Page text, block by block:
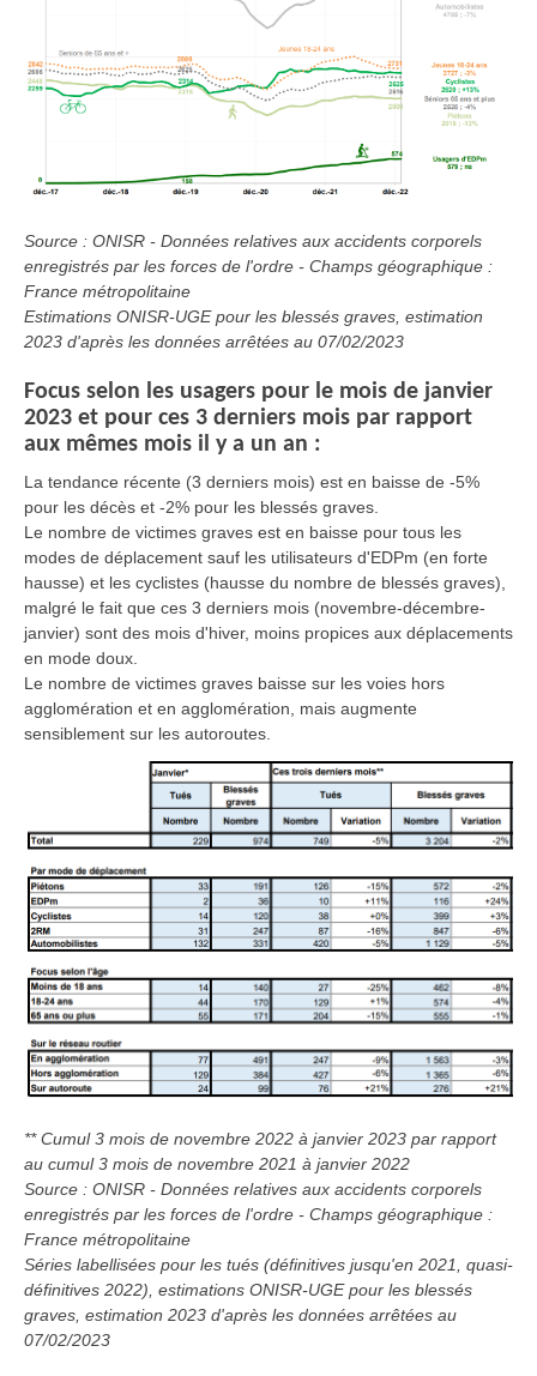
Source : ONISR - Données relatives aux accidents corporels
enregistrés par les forces de l'ordre - Champs géographique :
France métropolitaine
Estimations ONISR-UGE pour les blessés graves, estimation
2023 d'après les données arrêtées au 07/02/2023
Focus selon les usagers pour le mois de janvier
2023 et pour ces 3 derniers mois par rapport
aux mêmes mois il y a un an :
La tendance récente (3 derniers mois) est en baisse de -5%
pour les décès et -2% pour les blessés graves.
Le nombre de victimes graves est en baisse pour tous les
modes de déplacement sauf les utilisateurs d'EDPm (en forte
hausse) et les cyclistes (hausse du nombre de blessés graves),
malgré le fait que ces 3 derniers mois (novembre-décembre-
janvier) sont des mois d'hiver, moins propices aux déplacements
en mode doux.
Le nombre de victimes graves baisse sur les voies hors
agglomération et en agglomération, mais augmente
sensiblement sur les autoroutes.
** Cumul 3 mois de novembre 2022 à janvier 2023 par rapport
au cumul 3 mois de novembre 2021 à janvier 2022
Source : ONISR - Données relatives aux accidents corporels
enregistrés par les forces de l'ordre - Champs géographique :
France métropolitaine
Séries labellisées pour les tués (définitives jusqu'en 2021, quasi-
définitives 2022), estimations ONISR-UGE pour les blessés
graves, estimation 2023 d'après les données arrêtées au
07/02/2023